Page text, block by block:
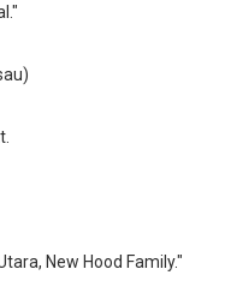
New Hood Family."